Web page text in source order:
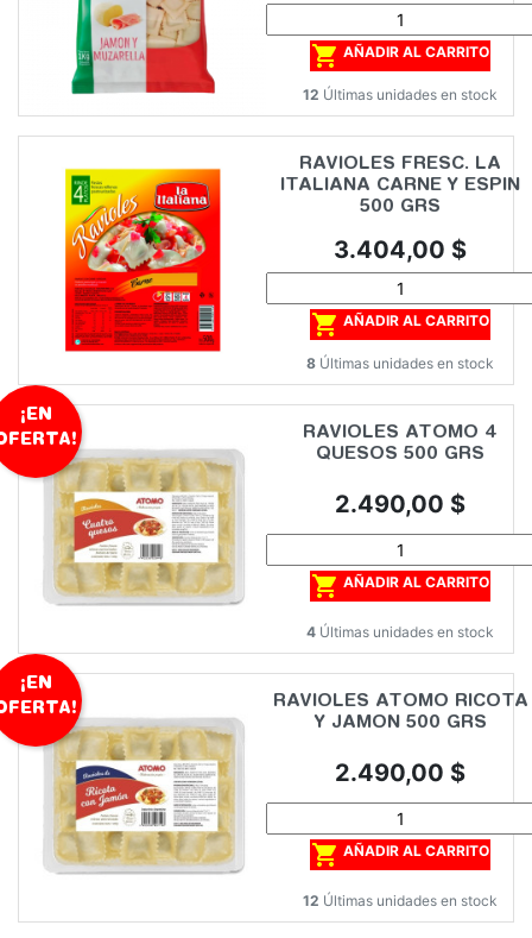
 AÑADIR AL CARRITO
12 Últimas unidades en stock
RAVIOLES FRESC. LA
ITALIANA CARNE Y ESPIN
500 GRS
Precio
3.404,00 $
 AÑADIR AL CARRITO
8 Últimas unidades en stock
RAVIOLES ATOMO 4
QUESOS 500 GRS
Precio
2.490,00 $
 AÑADIR AL CARRITO
4 Últimas unidades en stock
¡EN
RAVIOLES ATOMO RICOTA
Y JAMON 500 GRS
Precio
2.490,00 $
 AÑADIR AL CARRITO
12 Últimas unidades en stock
¡EN